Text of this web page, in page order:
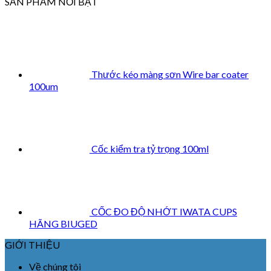
Thước kéo màng sơn Wire bar coater
100um
Cốc kiểm tra tỷ trọng 100ml
CỐC ĐO ĐỘ NHỚT IWATA CUPS
HÃNG BIUGED
GIỚI THIỆU
Về chúng tôi